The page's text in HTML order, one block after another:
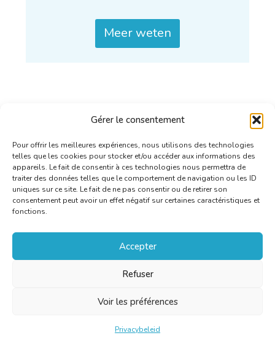
Gérer le consentement
Pour offrir les meilleures expériences, nous utilisons des technologies
telles que les cookies pour stocker et/ou accéder aux informations des
appareils. Le fait de consentir à ces technologies nous permettra de
traiter des données telles que le comportement de navigation ou les ID
uniques sur ce site. Le fait de ne pas consentir ou de retirer son
consentement peut avoir un effet négatif sur certaines caractéristiques et
fonctions.
Accepter
Refuser
Voir les préférences
Privacybeleid
Meer weten